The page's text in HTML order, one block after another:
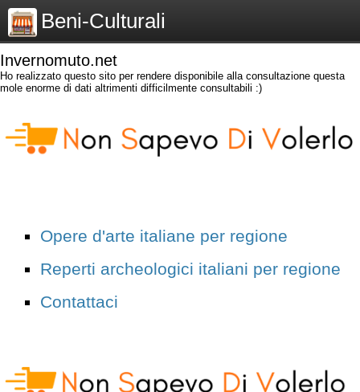
Beni-Culturali
Invernomuto.net
Ho realizzato questo sito per rendere disponibile alla consultazione questa
mole enorme di dati altrimenti difficilmente consultabili :)
Opere d'arte italiane per regione
Reperti archeologici italiani per regione
Contattaci